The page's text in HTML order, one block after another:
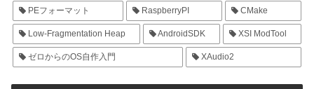
PEフォーマット RaspberryPI CMake
Low-Fragmentation Heap AndroidSDK XSI ModTool
ゼロからのOS自作入門 XAudio2